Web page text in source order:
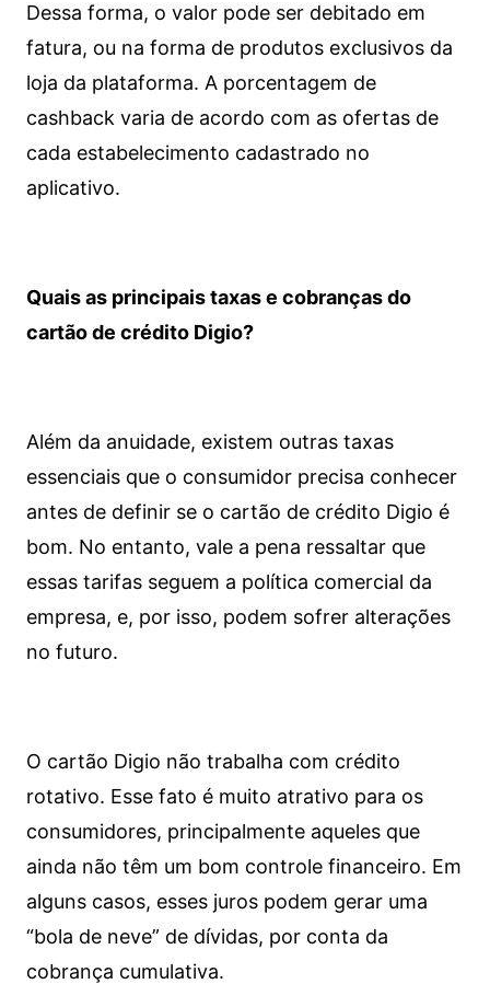
Dessa forma, o valor pode ser debitado em
fatura, ou na forma de produtos exclusivos da
loja da plataforma. A porcentagem de
cashback varia de acordo com as ofertas de
cada estabelecimento cadastrado no
aplicativo.
Quais as principais taxas e cobranças do
cartão de crédito Digio?
Além da anuidade, existem outras taxas
essenciais que o consumidor precisa conhecer
antes de definir se o cartão de crédito Digio é
bom. No entanto, vale a pena ressaltar que
essas tarifas seguem a política comercial da
empresa, e, por isso, podem sofrer alterações
no futuro.
O cartão Digio não trabalha com crédito
rotativo. Esse fato é muito atrativo para os
consumidores, principalmente aqueles que
ainda não têm um bom controle financeiro. Em
alguns casos, esses juros podem gerar uma
“bola de neve” de dívidas, por conta da
cobrança cumulativa.